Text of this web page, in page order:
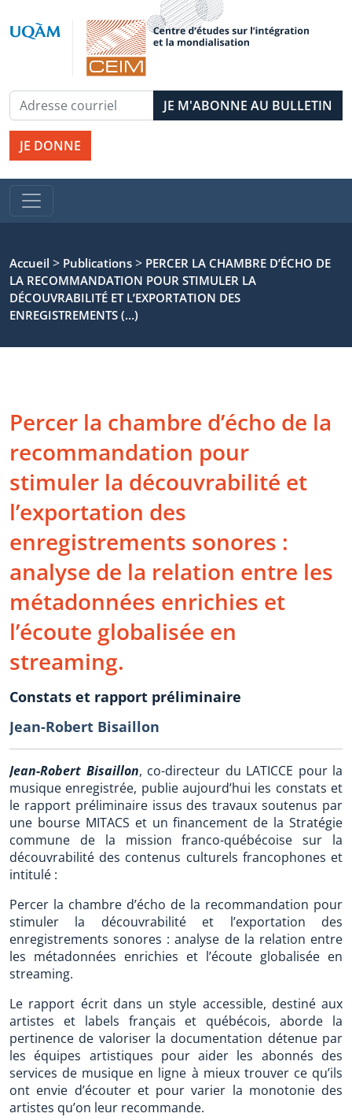
JE DONNE
Accueil > Publications > PERCER LA CHAMBRE D’ÉCHO DE
LA RECOMMANDATION POUR STIMULER LA
DÉCOUVRABILITÉ ET L’EXPORTATION DES
ENREGISTREMENTS (…)
Percer la chambre d’écho de la
recommandation pour
stimuler la découvrabilité et
l’exportation des
enregistrements sonores :
analyse de la relation entre les
métadonnées enrichies et
l’écoute globalisée en
streaming.
Constats et rapport préliminaire
Jean-Robert Bisaillon
Jean-Robert Bisaillon, co-directeur du LATICCE pour la
musique enregistrée, publie aujourd’hui les constats et
le rapport préliminaire issus des travaux soutenus par
une bourse MITACS et un financement de la Stratégie
commune de la mission franco-québécoise sur la
découvrabilité des contenus culturels francophones et
intitulé :
Percer la chambre d’écho de la recommandation pour
stimuler la découvrabilité et l’exportation des
enregistrements sonores : analyse de la relation entre
les métadonnées enrichies et l’écoute globalisée en
streaming.
Le rapport écrit dans un style accessible, destiné aux
artistes et labels français et québécois, aborde la
pertinence de valoriser la documentation détenue par
les équipes artistiques pour aider les abonnés des
services de musique en ligne à mieux trouver ce qu’ils
ont envie d’écouter et pour varier la monotonie des
artistes qu’on leur recommande.